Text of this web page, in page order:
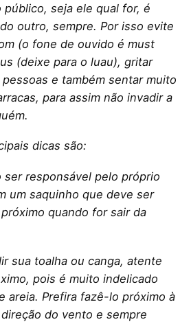
público, seja ele qual for, é
outro, sempre. Por isso evite
(o fone de ouvido é must
(deixe para o luau), gritar
e também sentar muito
para assim não invadir a
dicas são:
ser responsável pelo próprio
um saquinho que deve ser
quando for sair da
sua toalha ou canga, atente
pois é muito indelicado
areia. Prefira fazê-lo próximo à
do vento e sempre